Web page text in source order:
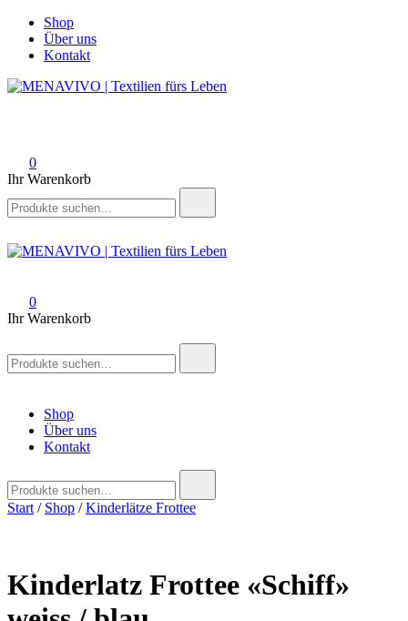
Zum
Inhalt
springen
Shop
Über uns
Kontakt
0
Ihr Warenkorb
nach:
0
Ihr Warenkorb
nach:
Shop
Über uns
Kontakt
nach:
Start / Shop /Kinderlätze Frottee
Kinderlatz Frottee «Schiff»